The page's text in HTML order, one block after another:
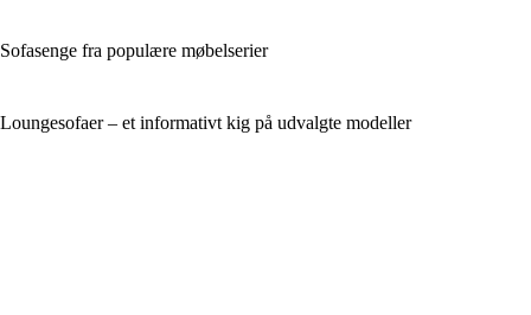
Sofasenge fra populære møbelserier
Loungesofaer – et informativt kig på udvalgte modeller